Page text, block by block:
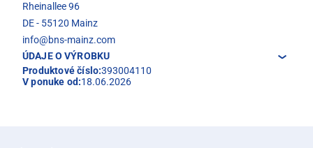
Rheinallee 96
DE - 55120 Mainz
info@bns-mainz.com
ÚDAJE O VÝROBKU
Produktové číslo:393004110
V ponuke od:18.06.2026